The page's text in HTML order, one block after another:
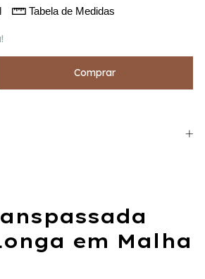
Tabela de Medidas
em Malha